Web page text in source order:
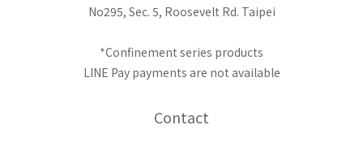
No295, Sec. 5, Roosevelt Rd. Taipei
*Confinement series products
LINE Pay payments are not available
Contact